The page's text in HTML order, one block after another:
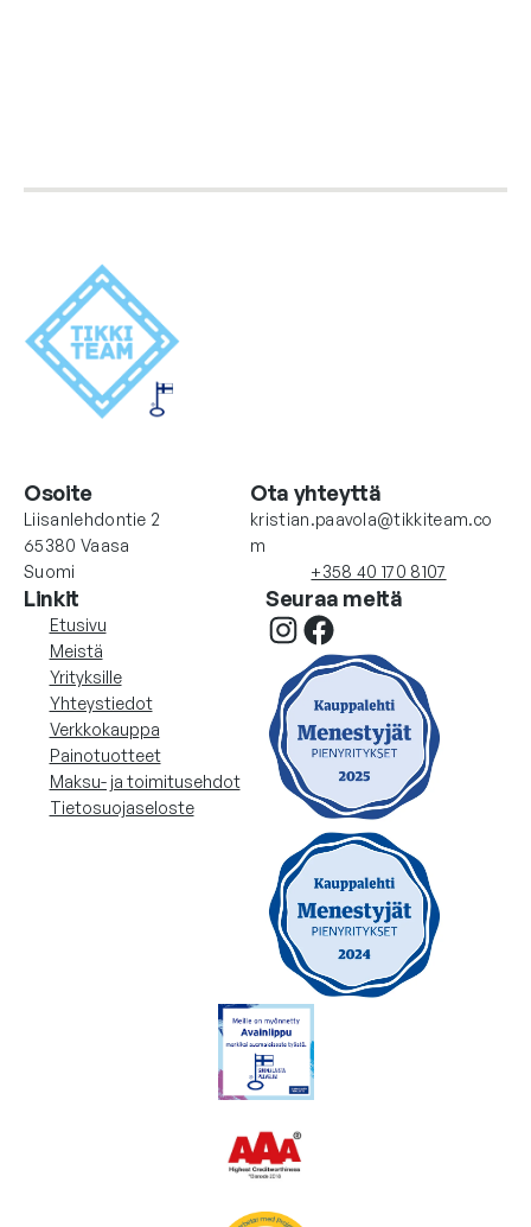
Osoite
Liisanlehdontie 2
65380 Vaasa
Suomi
Ota yhteyttä
kristian.paavola@tikkiteam.co
m
+358 40 170 8107
Linkit
Etusivu
Meistä
Yrityksille
Yhteystiedot
Verkkokauppa
Painotuotteet
Maksu- ja toimitusehdot
Tietosuojaseloste
Seuraa meitä
Instagram Facebook